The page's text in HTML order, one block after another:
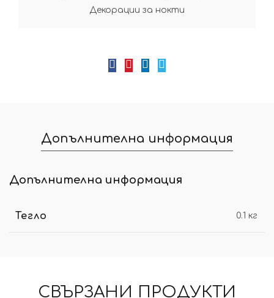
Декорации за нокти
Допълнителна информация
Допълнителна информация
Тегло 0.1 кг
СВЪРЗАНИ ПРОДУКТИ